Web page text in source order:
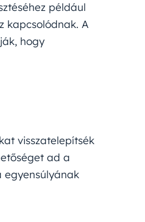
például
kapcsolódnak. A
hogy
visszatelepítsék
ad a
egyensúlyának